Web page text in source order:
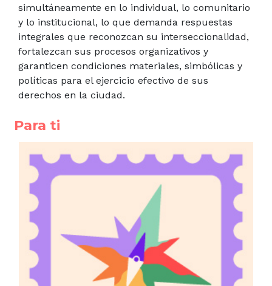
simultáneamente en lo individual, lo comunitario
y lo institucional, lo que demanda respuestas
integrales que reconozcan su interseccionalidad,
fortalezcan sus procesos organizativos y
garanticen condiciones materiales, simbólicas y
políticas para el ejercicio efectivo de sus
derechos en la ciudad.
Para ti